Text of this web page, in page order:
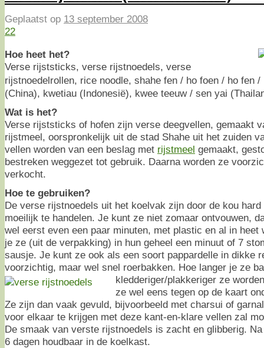
Geplaatst op 13 september 2008
22
Hoe heet het?
Verse rijststicks, verse rijstnoedels, verse
rijstnoedelrollen, rice noodle, shahe fen / ho foen / ho fen
(China), kwetiau (Indonesië), kwee teeuw / sen yai
Wat is het?
Verse rijststicks of hofen zijn verse deegvellen, gemaakt
rijstmeel, oorspronkelijk uit de stad Shahe uit het zuiden
vellen worden van een beslag met rijstmeel gemaakt,
bestreken weggezet tot gebruik. Daarna worden ze
verkocht.
Hoe te gebruiken?
De verse rijstnoedels uit het koelvak zijn door de kou hard
moeilijk te handelen. Je kunt ze niet zomaar ontvouwen,
wel eerst even een paar minuten, met plastic en al in heet
je ze (uit de verpakking) in hun geheel een minuut of 7
sausje. Je kunt ze ook als een soort pappardelle in dikke
voorzichtig, maar wel snel roerbakken. Hoe langer je ze
kledderiger/plakkeriger ze
ze wel eens tegen op de kaart
Ze zijn dan vaak gevuld, bijvoorbeeld met charsui of
voor elkaar te krijgen met deze kant-en-klare vellen zal
De smaak van verste rijstnoedels is zacht en glibberig.
6 dagen houdbaar in de koelkast.